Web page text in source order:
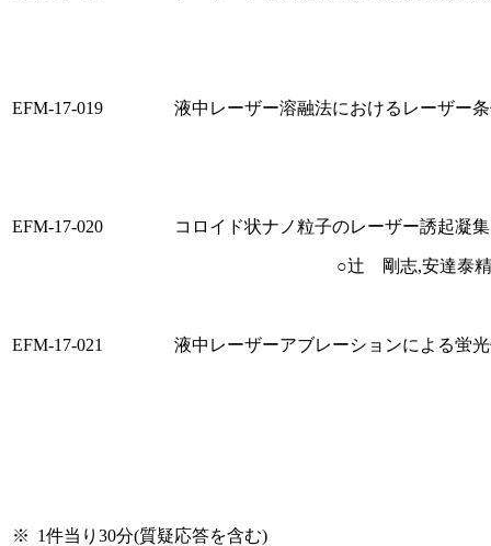
EFM-17-019 液中レーザー溶融法におけるレーザー
EFM-17-020 コロイド状ナノ粒子のレーザー誘起凝
○辻 剛志,安達泰精
EFM-17-021 液中レーザーアブレーションによる蛍
※ 1件当り30分(質疑応答を含む)